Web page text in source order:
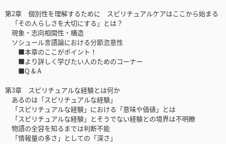
第2章 個別性を理解するために スピリチュアルケアはここから始まる
「その人らしさを大切にする」とは？
現象・志向相関性・構造
ソシュール言語論における分節恣意性
■本章のここがポイント！
■より詳しく学びたい人のためのコーナー
■Q & A
第3章 スピリチュアルな経験とは何か
あるのは「スピリチュアルな経験」
「スピリチュアルな経験」における「意味や価値」とは
「スピリチュアルな経験」とそうでない経験との境界は不明瞭
物語の全容を知るまでは判断不能
「情報量の多さ」としての「深さ」